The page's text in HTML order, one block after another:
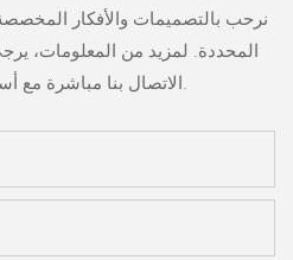
نرحب بالتصميمات والأفكار
المحددة. لمزيد من المعلومات،